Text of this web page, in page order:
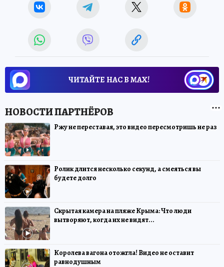
ЧИТАЙТЕ НАС В МАХ!
Ржу не переставая, это видео пересмотришь не раз
Ролик длится несколько секунд, а смеяться вы
будете долго
Скрытая камера на пляже Крыма: Что люди
вытворяют, когда их не видят...
Королева вагона отожгла! Видео не оставит
равнодушным